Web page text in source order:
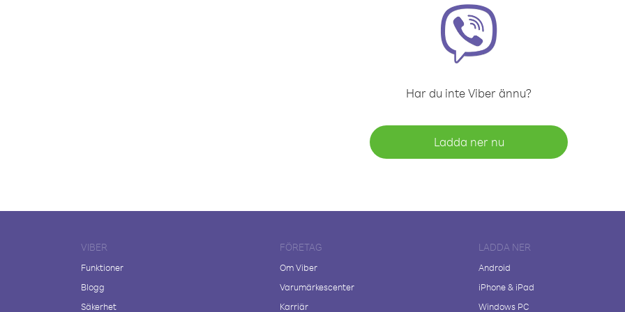
Har du inte Viber ännu?
Ladda ner nu
VIBER
Funktioner
Blogg
Säkerhet
FÖRETAG
Om Viber
Varumärkescenter
Karriär
LADDA NER
Android
iPhone & iPad
Windows PC